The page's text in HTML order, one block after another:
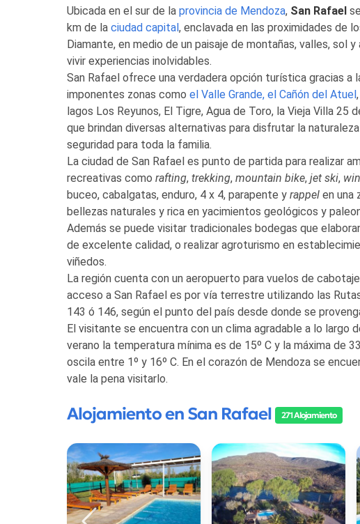
Ubicada en el sur de la provincia de Mendoza, San Rafael
km de la ciudad capital, enclavada en las proximidades de
Diamante, en medio de un paisaje de montañas, valles, sol y
vivir experiencias inolvidables.
San Rafael ofrece una verdadera opción turística gracias a
imponentes zonas como el Valle Grande, el Cañón del Atuel,
lagos Los Reyunos, El Tigre, Agua de Toro, la Vieja Villa 25
que brindan diversas alternativas para disfrutar la
seguridad para toda la familia.
La ciudad de San Rafael es punto de partida para realizar
recreativas como rafting, trekking, mountain bike, jet ski,
buceo, cabalgatas, enduro, 4 x 4, parapente y rappel en una
bellezas naturales y rica en yacimientos geológicos y
Además se puede visitar tradicionales bodegas que
de excelente calidad, o realizar agroturismo en
viñedos.
La región cuenta con un aeropuerto para vuelos de
acceso a San Rafael es por vía terrestre utilizando las
143 ó 146, según el punto del país desde donde se
El visitante se encuentra con un clima agradable a lo largo
verano la temperatura mínima es de 15º C y la máxima de
oscila entre 1º y 16º C. En el corazón de Mendoza se
vale la pena visitarlo.
Alojamiento en San Rafael 271 Alojamiento